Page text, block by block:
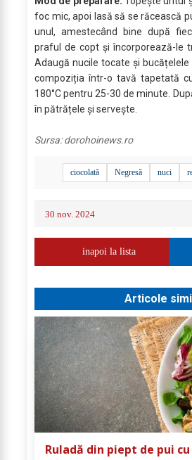
foc mic, apoi lasă să se răcească
unul, amestecând bine după
praful de copt și încorporează-le
Adaugă nucile tocate și
compoziția într-o tavă tapetată
180°C pentru 25-30 de minute.
în pătrățele și servește.
Sursa:dorohoinews.ro
ciocolată Negresă nuci
30 nov. 2024
inapoi la lista
Articole
Ruladă din piept de pui